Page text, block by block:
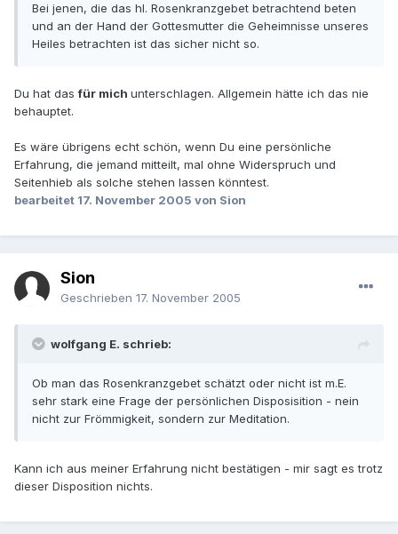
Bei jenen, die das hl. Rosenkranzgebet betrachtend beten
und an der Hand der Gottesmutter die Geheimnisse unseres
Heiles betrachten ist das sicher nicht so.
Du hat dasfür mich unterschlagen. Allgemein hätte ich das nie
behauptet.
Es wäre übrigens echt schön, wenn Du eine persönliche
Erfahrung, die jemand mitteilt, mal ohne Widerspruch und
Seitenhieb als solche stehen lassen könntest.
bearbeitet 17. November 2005 von Sion
Sion
Geschrieben 17. November 2005
wolfgang E. schrieb:
Ob man das Rosenkranzgebet schätzt oder nicht ist m.E.
sehr stark eine Frage der persönlichen Disposisition - nein
nicht zur Frömmigkeit, sondern zur Meditation.
Kann ich aus meiner Erfahrung nicht bestätigen - mir sagt es trotz
dieser Disposition nichts.